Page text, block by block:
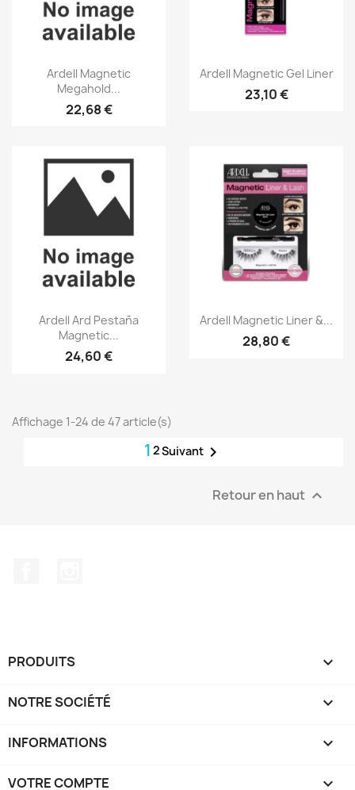
Aperçu rapide
Ardell Magnetic
Megahold...
22,68 €
 Aperçu rapide
Ardell Magnetic Gel Liner
23,10 €
Aperçu rapide
Ardell Ard Pestaña
Magnetic...
24,60 €
 Aperçu rapide
Ardell Magnetic Liner &...
28,80 €
Affichage 1-24 de 47 article(s)
1 2Suivant 
Retour en haut 
PRODUITS 
NOTRE SOCIÉTÉ 
INFORMATIONS keyboard_arrow_down
VOTRE COMPTE 